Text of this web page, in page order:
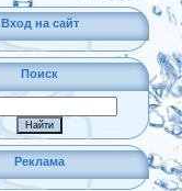
Вход на сайт
Поиск
Реклама